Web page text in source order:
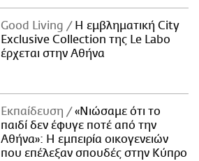
Good Living
Η εμβληματική City
Exclusive Collection της Le Labo
έρχεται στην Αθήνα
Εκπαίδευση
«Νιώσαμε ότι το
παιδί δεν έφυγε ποτέ από την
Αθήνα»: Η εμπειρία οικογενειών
που επέλεξαν σπουδές στην Κύπρο